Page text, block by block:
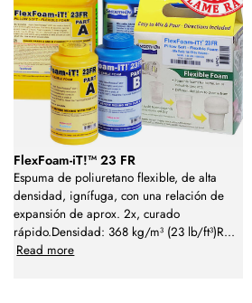
FlexFoam-iT!™ 23 FR
Espuma de poliuretano flexible, de alta
densidad, ignífuga, con una relación de
expansión de aprox. 2x, curado
rápido.Densidad: 368 kg/m³ (23 lb/ft³)R...
Read more